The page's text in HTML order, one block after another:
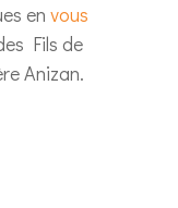
en vous
Fils de
Anizan.